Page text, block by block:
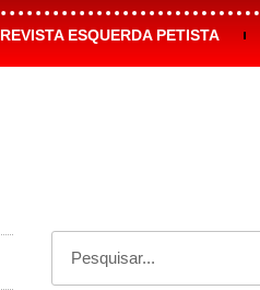
REVISTA ESQUERDA PETISTA